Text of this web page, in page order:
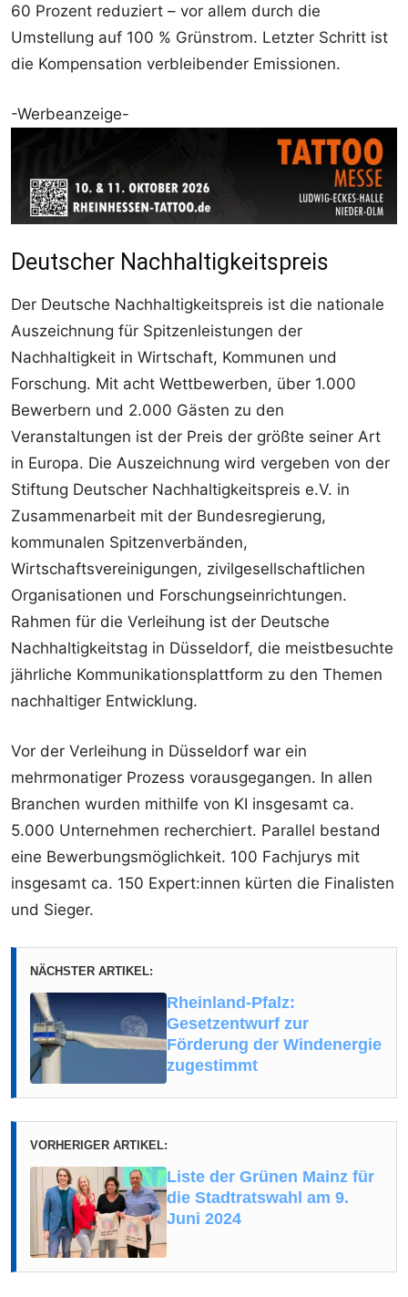
60 Prozent reduziert – vor allem durch die
Umstellung auf 100 % Grünstrom. Letzter Schritt ist
die Kompensation verbleibender Emissionen.
-Werbeanzeige-
Deutscher Nachhaltigkeitspreis
Der Deutsche Nachhaltigkeitspreis ist die nationale
Auszeichnung für Spitzenleistungen der
Nachhaltigkeit in Wirtschaft, Kommunen und
Forschung. Mit acht Wettbewerben, über 1.000
Bewerbern und 2.000 Gästen zu den
Veranstaltungen ist der Preis der größte seiner Art
in Europa. Die Auszeichnung wird vergeben von der
Stiftung Deutscher Nachhaltigkeitspreis e.V. in
Zusammenarbeit mit der Bundesregierung,
kommunalen Spitzenverbänden,
Wirtschaftsvereinigungen, zivilgesellschaftlichen
Organisationen und Forschungseinrichtungen.
Rahmen für die Verleihung ist der Deutsche
Nachhaltigkeitstag in Düsseldorf, die meistbesuchte
jährliche Kommunikationsplattform zu den Themen
nachhaltiger Entwicklung.
Vor der Verleihung in Düsseldorf war ein
mehrmonatiger Prozess vorausgegangen. In allen
Branchen wurden mithilfe von KI insgesamt ca.
5.000 Unternehmen recherchiert. Parallel bestand
eine Bewerbungsmöglichkeit. 100 Fachjurys mit
insgesamt ca. 150 Expert:innen kürten die Finalisten
und Sieger.
NÄCHSTER ARTIKEL:
Rheinland-Pfalz:
Gesetzentwurf zur
Förderung der Windenergie
zugestimmt
VORHERIGER ARTIKEL:
Liste der Grünen Mainz für
die Stadtratswahl am 9.
Juni 2024